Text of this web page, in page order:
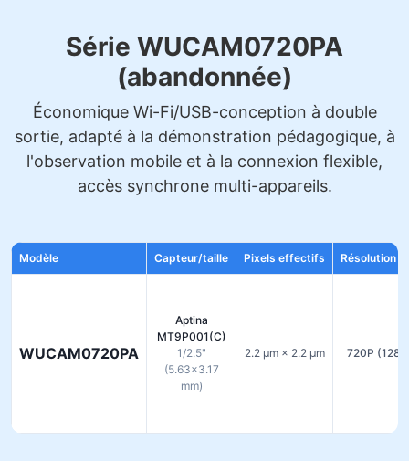
Série WUCAM0720PA
(abandonnée)
Économique Wi-Fi/USB-conception à double
sortie, adapté à la démonstration pédagogique, à
l'observation mobile et à la connexion flexible,
accès synchrone multi-appareils.
Modèle Capteur/taille Pixels effectifs Résolution
WUCAM0720PA
Aptina
MT9P001(C)
1/2.5"
(5.63×3.17
mm)
2.2 µm × 2.2 µm 720P